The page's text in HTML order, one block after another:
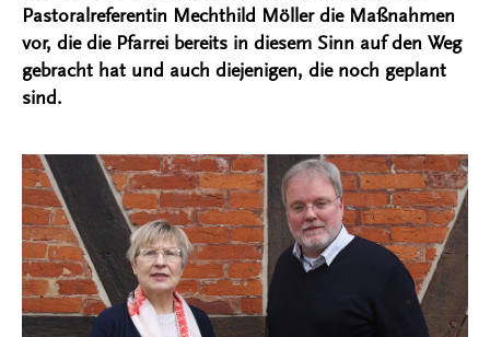
Pastoralreferentin Mechthild Möller die Maßnahmen
vor, die die Pfarrei bereits in diesem Sinn auf den Weg
gebracht hat und auch diejenigen, die noch geplant
sind.